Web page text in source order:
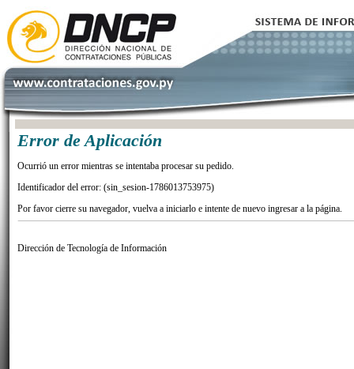
Error de Aplicación
Ocurrió un error mientras se intentaba procesar su pedido.
Identificador del error: (sin_sesion-1786013753975)
Por favor cierre su navegador, vuelva a iniciarlo e intente de nuevo ingresar a la página.
Dirección de Tecnología de Información